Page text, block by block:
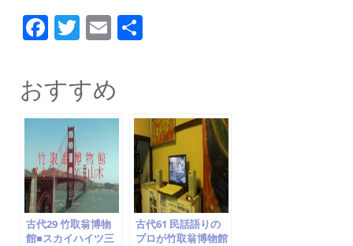
F
c
e
b
o
o
k
T
itt
er
E
ai
l
おすすめ
古代29 竹取翁博物
館■スカイハイツ三
古代61 民話語りの
プロが竹取翁博物館